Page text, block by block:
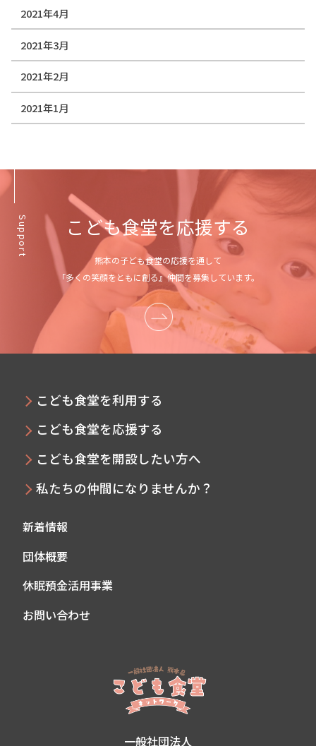
2021年4月
2021年3月
2021年2月
2021年1月
Support こども食堂を応援する
熊本の子ども食堂の応援を通して
「多くの笑顔をともに創る』仲間を募集しています。
こども食堂を利用する
こども食堂を応援する
こども食堂を開設したい方へ
私たちの仲間になりませんか？
新着情報
団体概要
休眠預金活用事業
お問い合わせ
一般社団法人